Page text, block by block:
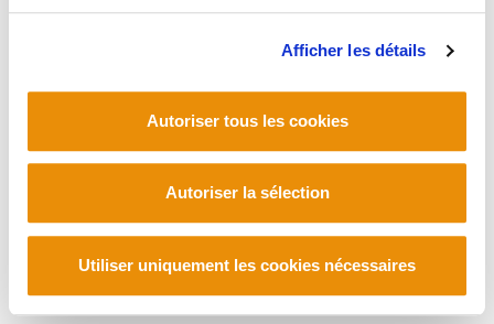
Afficher les détails
Autoriser tous les cookies
Autoriser la sélection
Utiliser uniquement les cookies nécessaires